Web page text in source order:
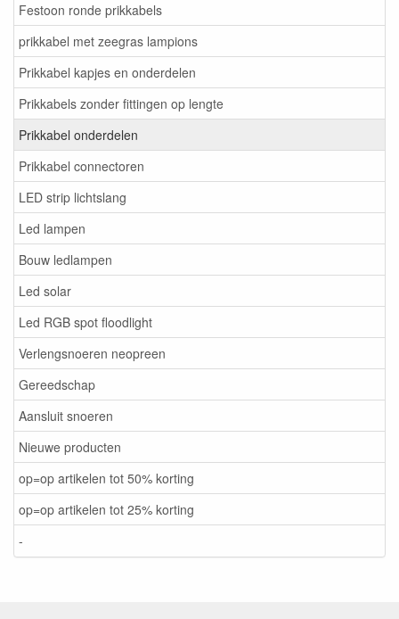
Festoon ronde prikkabels
prikkabel met zeegras lampions
Prikkabel kapjes en onderdelen
Prikkabels zonder fittingen op lengte
Prikkabel onderdelen
Prikkabel connectoren
LED strip lichtslang
Led lampen
Bouw ledlampen
Led solar
Led RGB spot floodlight
Verlengsnoeren neopreen
Gereedschap
Aansluit snoeren
Nieuwe producten
op=op artikelen tot 50% korting
op=op artikelen tot 25% korting
-